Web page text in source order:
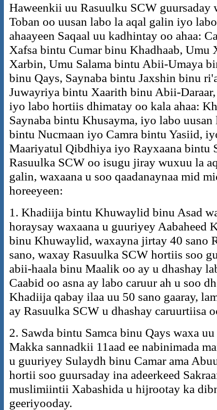
Haweenkii uu Rasuulku SCW guursaday
Toban oo uusan labo la aqal galin iyo
ahaayeen Saqaal uu kadhintay oo ahaa:
Xafsa bintu Cumar binu Khadhaab,
Xarbin, Umu Salama bintu Abii-Umaya
binu Qays, Saynaba bintu Jaxshin binu
Juwayriya bintu Xaarith binu Abii-
iyo labo hortiis dhimatay oo kala ahaa:
Saynaba bintu Khusayma, iyo labo
bintu Nucmaan iyo Camra bintu Yasiid,
Maariyatul Qibdhiya iyo Rayxaana bintu
Rasuulka SCW oo isugu jiray wuxuu la
galin, waxaana u soo qaadanaynaa mid
horeeyeen:
1. Khadiija bintu Khuwaylid binu Asad
horaysay waxaana u guuriyey Aabaheed
binu Khuwaylid, waxayna jirtay 40 sano
sano, waxay Rasuulka SCW hortiis soo
abii-haala binu Maalik oo ay u dhashay
Caabid oo asna ay labo caruur ah u soo
Khadiija qabay ilaa uu 50 sano gaaray,
ay Rasuulka SCW u dhashay caruurtiisa
2. Sawda bintu Samca binu Qays waxa
Makka sannadkii 11aad ee nabinimada
u guuriyey Sulaydh binu Camar ama
hortii soo guursaday ina adeerkeed
muslimiintii Xabashida u hijrootay ka
geeriyooday.